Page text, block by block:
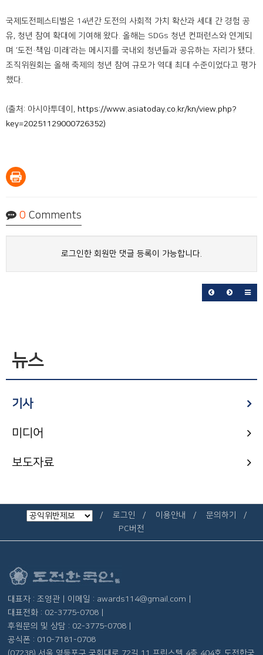
국제도전페스티벌은 14년간 도전의 사회적 가치 확산과 세대 간 경험 공
유, 청년 참여 확대에 기여해 왔다. 올해는 SDGs 청년 컨퍼런스와 연계되
며 ‘도전·책임·미래’라는 메시지를 국내외 청년들과 공유하는 자리가 됐다.
조직위원회는 올해 축제의 청년 참여 규모가 역대 최대 수준이었다고 평가
했다.
(출처: 아시아투데이, https://www.asiatoday.co.kr/kn/view.php?
key=20251129000726352)
0 Comments
로그인한 회원만 댓글 등록이 가능합니다.
뉴스
기사
미디어
보도자료
로그인 이용안내
문의하기
PC버전
대표자 : 조영관 | 이메일 : awards114@gmail.com |
대표전화 : 02-3775-0708 |
후원문의 및 상담 : 02-3775-0708 |
공식폰 : 010-7181-0708